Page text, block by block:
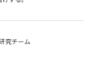
究チーム